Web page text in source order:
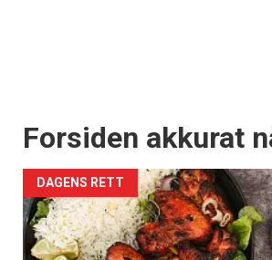
Forsiden akkurat
DAGENS RETT